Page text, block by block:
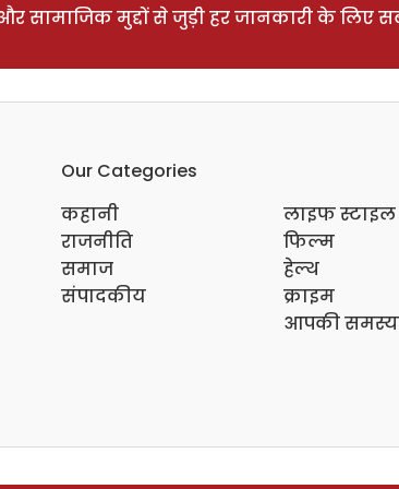
सामाजिक मुद्दों से जुड़ी हर जानकारी के लिए
Our Categories
कहानी
राजनीति
समाज
संपादकीय
लाइफ स्टाइल
फिल्म
हेल्थ
क्राइम
आपकी